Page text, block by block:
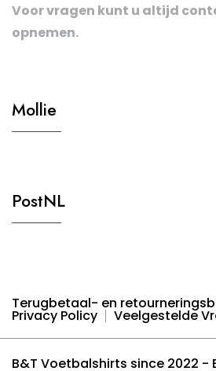
Voor vragen kunt u altijd
opnemen.
Mollie
PostNL
Terugbetaal- en
Privacy Policy Veelgestelde
B&T Voetbalshirts since 2022 -